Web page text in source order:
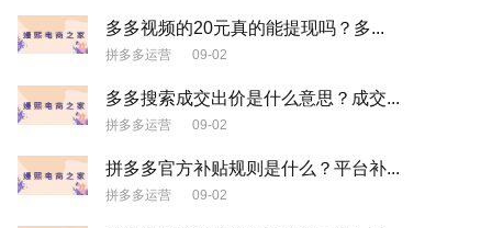
多多视频的20元真的能提现吗？多...
拼多多运营 09-02
多多搜索成交出价是什么意思？成交...
拼多多运营 09-02
拼多多官方补贴规则是什么？平台补...
拼多多运营 09-02